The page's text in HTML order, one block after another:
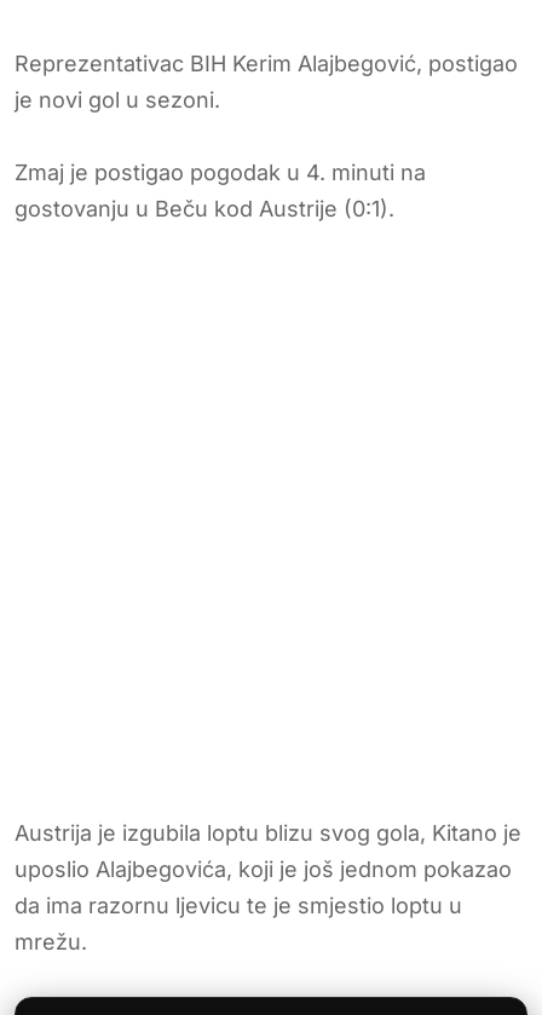
Reprezentativac BIH Kerim Alajbegović, postigao
je novi gol u sezoni.
Zmaj je postigao pogodak u 4. minuti na
gostovanju u Beču kod Austrije (0:1).
Austrija je izgubila loptu blizu svog gola, Kitano je
uposlio Alajbegovića, koji je još jednom pokazao
da ima razornu ljevicu te je smjestio loptu u
mrežu.